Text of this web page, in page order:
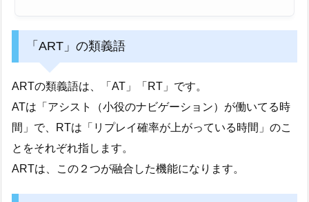
「ART」の類義語
ARTの類義語は、「AT」「RT」です。
ATは「アシスト（小役のナビゲーション）が働いてる時
間」で、RTは「リプレイ確率が上がっている時間」のこ
とをそれぞれ指します。
ARTは、この２つが融合した機能になります。